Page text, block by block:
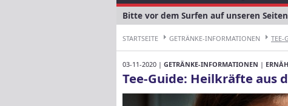
Bitte vor dem Surfen auf unseren
STARTSEITE GETRÄNKE-INFORMATIONEN TEE-
03-11-2020 | GETRÄNKE-INFORMATIONEN |
Tee-Guide: Heilkräfte aus